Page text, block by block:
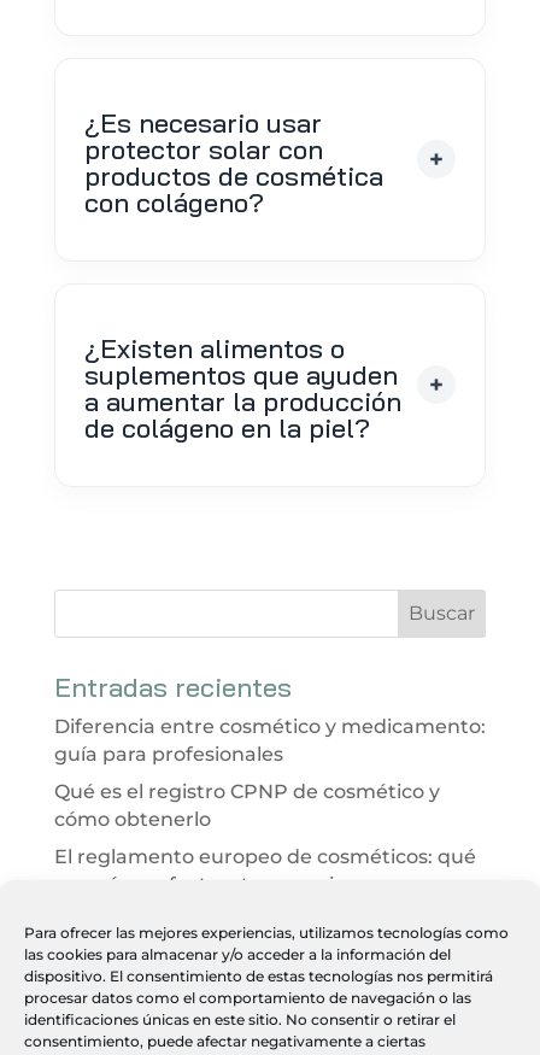
Para ofrecer las mejores experiencias, utilizamos tecnologías como
las cookies para almacenar y/o acceder a la información del
dispositivo. El consentimiento de estas tecnologías nos permitirá
procesar datos como el comportamiento de navegación o las
identificaciones únicas en este sitio. No consentir o retirar el
consentimiento, puede afectar negativamente a ciertas
¿Es necesario usar
protector solar con
productos de cosmética
con colágeno?
¿Existen alimentos o
suplementos que ayuden
a aumentar la producción
de colágeno en la piel?
Entradas recientes
Diferencia entre cosmético y medicamento:
guía para profesionales
Qué es el registro CPNP de cosmético y
cómo obtenerlo
El reglamento europeo de cosméticos: qué
es y cómo afecta a tu negocio
Evaluación de seguridad cosmética 2026:
qué es y cómo ayuda a tu clínica
Desarrollo integral de productos
cosméticos paso a paso